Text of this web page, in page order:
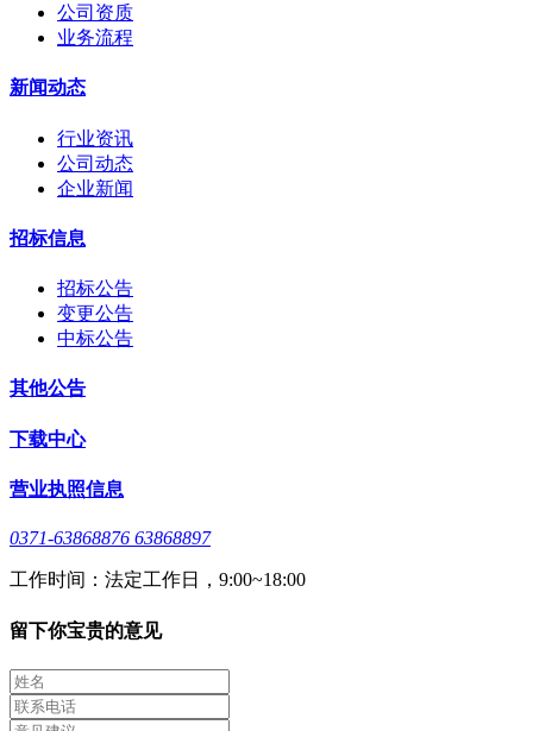
公司资质
业务流程
新闻动态
行业资讯
公司动态
企业新闻
招标信息
招标公告
变更公告
中标公告
其他公告
下载中心
营业执照信息
0371-63868876 63868897
工作时间：法定工作日，9:00~18:00
留下你宝贵的意见